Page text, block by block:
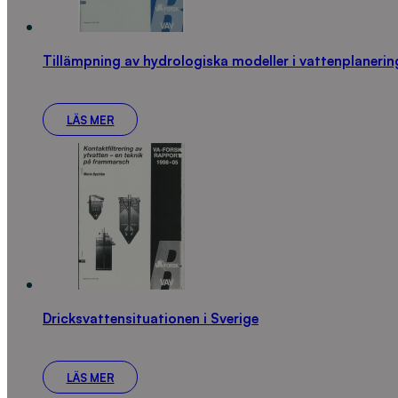
Tillämpning av hydrologiska modeller i
LÄS MER
Dricksvattensituationen i Sverige
LÄS MER